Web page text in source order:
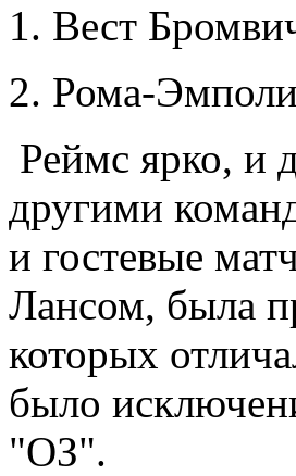
1. Вест
2. Рома-
Реймс ярко, и
другими
и гостевые
Лансом, была
которых
было
"ОЗ".